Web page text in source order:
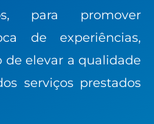
para promover
de experiências,
elevar a qualidade
serviços prestados